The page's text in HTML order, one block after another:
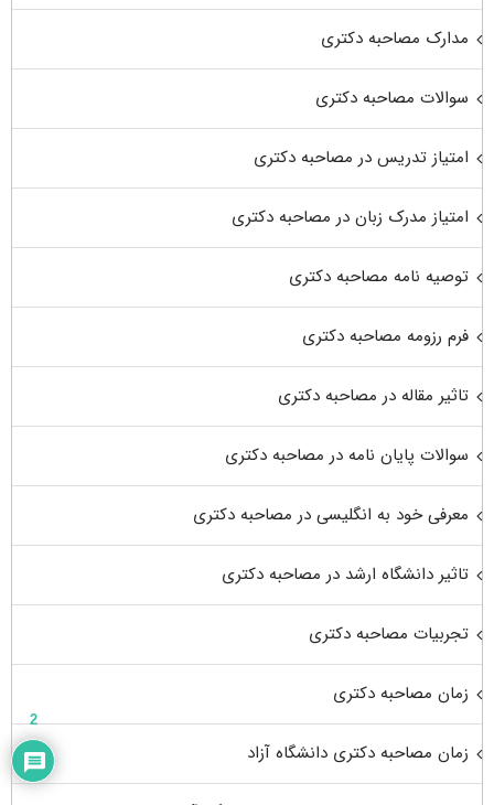
مدارک مصاحبه دکتری
سوالات مصاحبه دکتری
امتیاز تدریس در مصاحبه دکتری
امتیاز مدرک زبان در مصاحبه دکتری
توصیه نامه مصاحبه دکتری
فرم رزومه مصاحبه دکتری
تاثیر مقاله در مصاحبه دکتری
سوالات پایان نامه در مصاحبه دکتری
معرفی خود به انگلیسی در مصاحبه دکتری
تاثیر دانشگاه ارشد در مصاحبه دکتری
تجربیات مصاحبه دکتری
زمان مصاحبه دکتری
زمان مصاحبه دکتری دانشگاه آزاد
2